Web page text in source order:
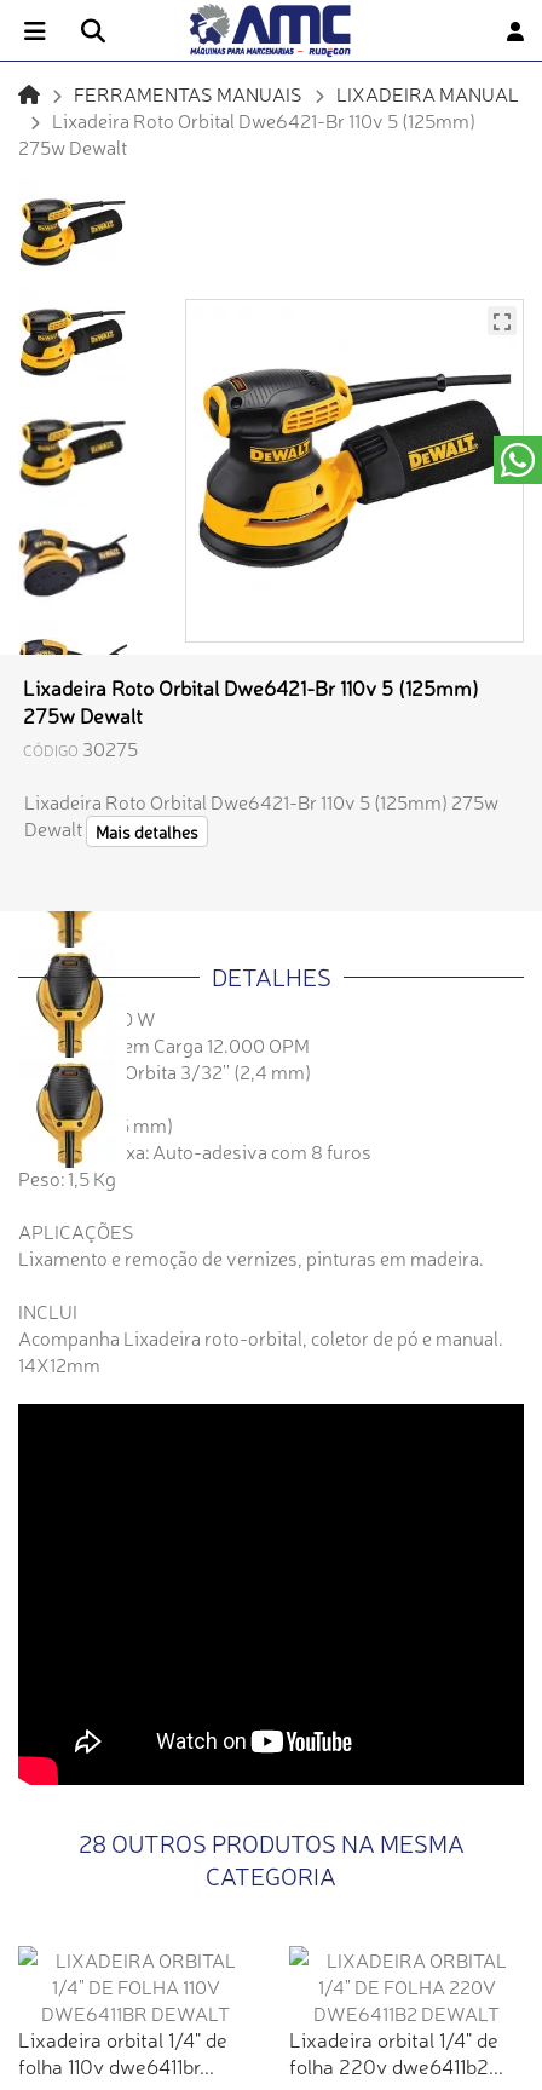
FERRAMENTAS MANUAIS
LIXADEIRA MANUAL
Lixadeira Roto Orbital Dwe6421-Br 110v 5 (125mm)
275w Dewalt
Lixadeira Roto Orbital Dwe6421-Br 110v 5 (125mm)
275w Dewalt
CÓDIGO 30275
Lixadeira Roto Orbital Dwe6421-Br 110v 5 (125mm) 275w
Dewalt
Mais detalhes
DETALHES
Potência: 280 W
Velocidade sem Carga 12.000 OPM
Diâmetro de Orbita 3/32'' (2,4 mm)
1 Velocidade
Lixa Ø 5'' (125 mm)
Fixação da Lixa: Auto-adesiva com 8 furos
Peso: 1,5 Kg
APLICAÇÕES
Lixamento e remoção de vernizes, pinturas em madeira.
INCLUI
Acompanha Lixadeira roto-orbital, coletor de pó e manual.
14X12mm
28 OUTROS PRODUTOS NA MESMA
CATEGORIA
Lixadeira orbital 1/4" de
folha 110v dwe6411br...
Lixadeira orbital 1/4" de
folha 220v dwe6411b2...